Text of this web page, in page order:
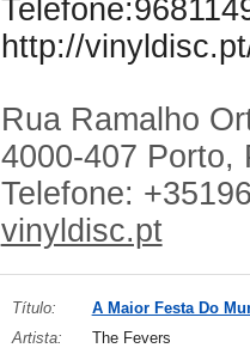
http://
Rua Ramalho
4000-407 Porto,
Telefone:
vinyldisc.pt
Título:
A Maior Festa Do
Artista:
The Fevers